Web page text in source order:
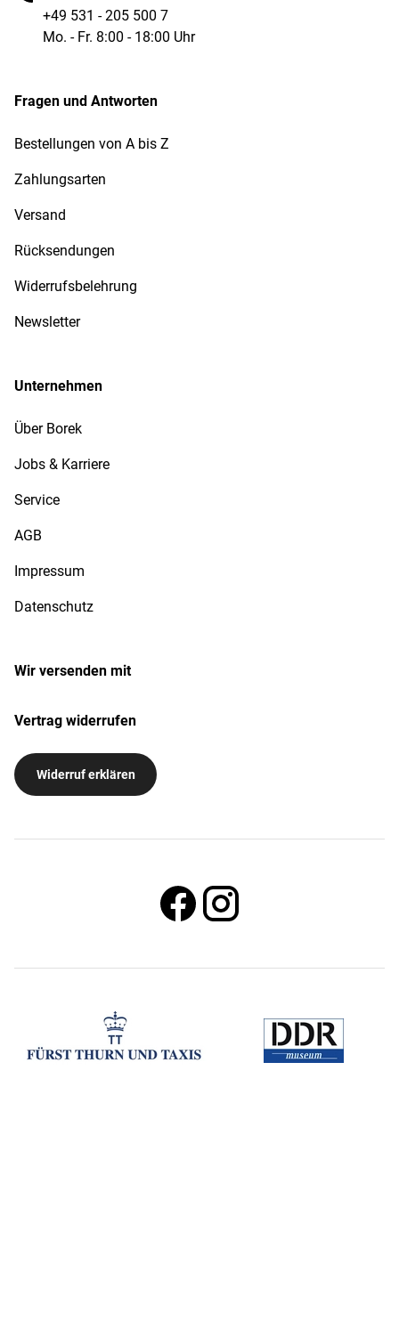
+49 531 - 205 500 7
Mo. - Fr. 8:00 - 18:00 Uhr
Fragen und Antworten
Bestellungen von A bis Z
Zahlungsarten
Versand
Rücksendungen
Widerrufsbelehrung
Newsletter
Unternehmen
Über Borek
Jobs & Karriere
Service
AGB
Impressum
Datenschutz
Wir versenden mit
Vertrag widerrufen
Widerruf erklären